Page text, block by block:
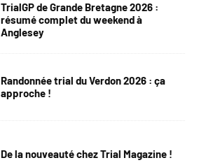
TrialGP de Grande Bretagne 2026 :
résumé complet du weekend à
Anglesey
Randonnée trial du Verdon 2026 : ça
approche !
De la nouveauté chez Trial Magazine !